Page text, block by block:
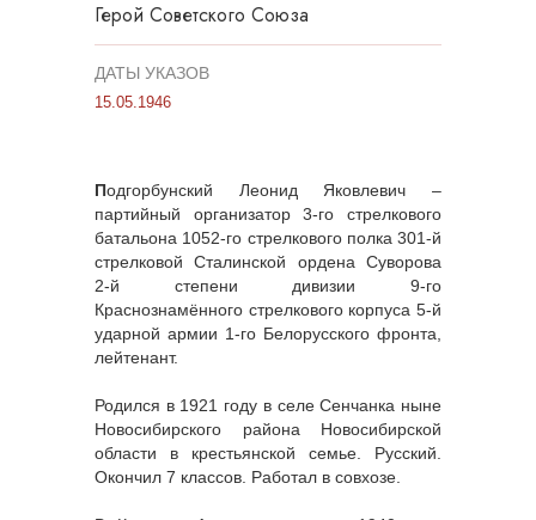
Герой Советского Союза
ДАТЫ УКАЗОВ
15.05.1946
Подгорбунский Леонид Яковлевич –
партийный организатор 3-го стрелкового
батальона 1052-го стрелкового полка 301-й
стрелковой Сталинской ордена Суворова
2-й степени дивизии 9-го
Краснознамённого стрелкового корпуса 5-й
ударной армии 1-го Белорусского фронта,
лейтенант.
Родился в 1921 году в селе Сенчанка ныне
Новосибирского района Новосибирской
области в крестьянской семье. Русский.
Окончил 7 классов. Работал в совхозе.